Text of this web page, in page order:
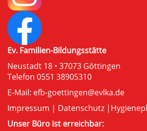
Ev. Familien-Bildungsstätte
Neustadt 18 • 37073 Göttingen
Telefon 0551 38905310
E-Mail: efb-goettingen@evlka.de
Impressum | Datenschutz |
Unser Büro ist erreichbar: